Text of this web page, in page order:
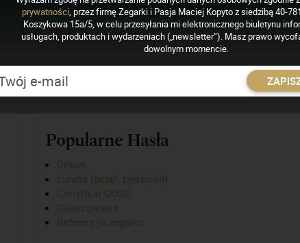
Popularne Hasła
Dekiel
Luneta (bezel, pierścień)
Certyfikat COSC
Giloszowanie
Referencja zegarka
prywatności, przez firmę Zegarki i Pasja Maciej Kopyto z siedzibą 40-
Koszykowa 15a/5, w celu przesyłania mi elektronicznego biuletynu
usługach, produktach i wydarzeniach („newsletter”). Masz prawo
dowolnym momencie.